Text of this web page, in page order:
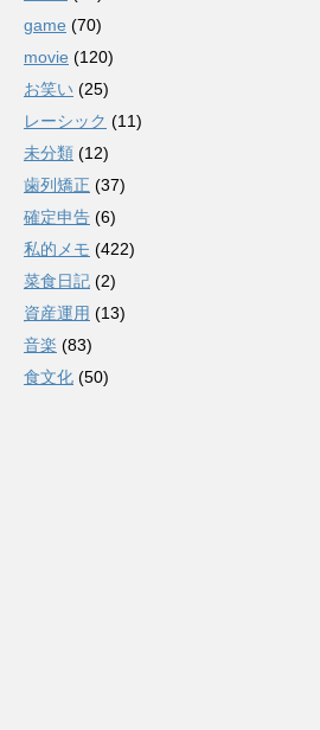
game (70)
movie (120)
お笑い (25)
レーシック (11)
未分類 (12)
歯列矯正 (37)
確定申告 (6)
私的メモ (422)
菜食日記 (2)
資産運用 (13)
音楽 (83)
食文化 (50)